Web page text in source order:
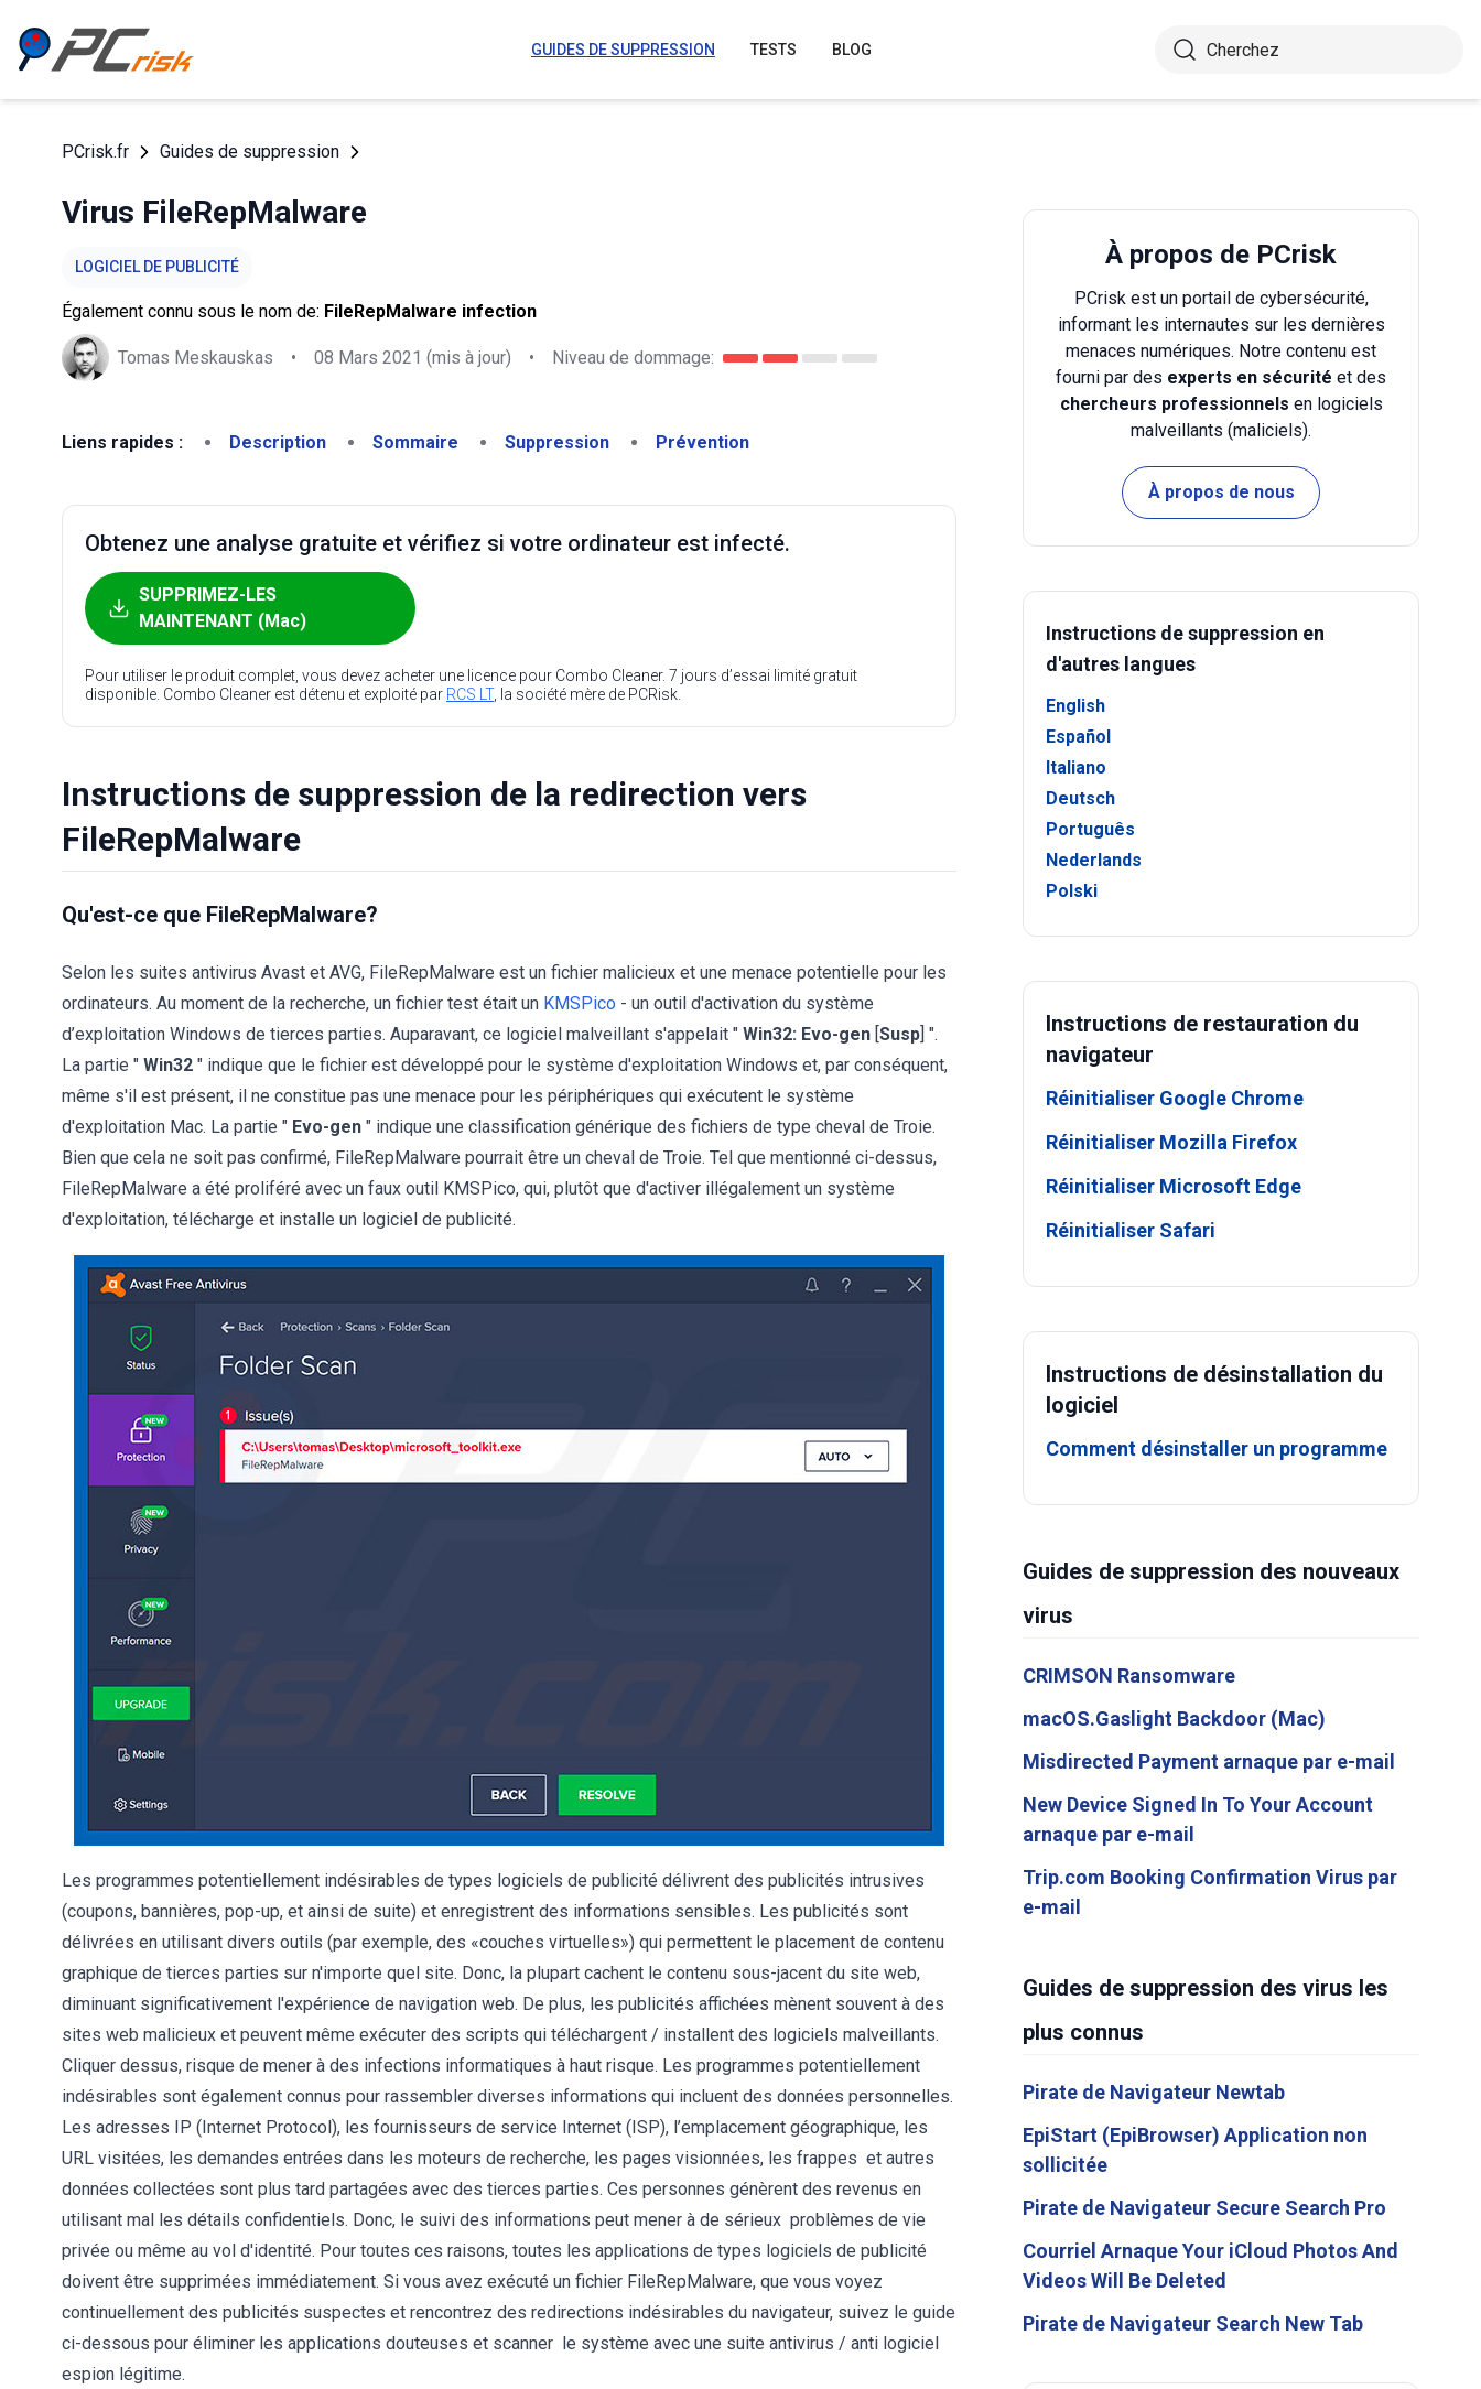
GUIDES DE SUPPRESSION TESTS BLOG
PCrisk.fr Guides de suppression
Virus FileRepMalware
LOGICIEL DE PUBLICITÉ
Également connu sous le nom de: FileRepMalware infection
Tomas Meskauskas • 08 Mars 2021 (mis à jour) • Niveau de dommage:
Liens rapides : Description Sommaire Suppression Prévention
Obtenez une analyse gratuite et vérifiez si votre ordinateur est infecté.
SUPPRIMEZ-LES
MAINTENANT (Mac)
Pour utiliser le produit complet, vous devez acheter une licence pour Combo Cleaner. 7 jours d’essai limité gratuit
disponible. Combo Cleaner est détenu et exploité par RCS LT, la société mère de PCRisk.
Instructions de suppression de la redirection vers
FileRepMalware
Qu'est-ce que FileRepMalware?
Selon les suites antivirus Avast et AVG, FileRepMalware est un fichier malicieux et une menace potentielle pour les
ordinateurs. Au moment de la recherche, un fichier test était un KMSPico - un outil d'activation du système
d’exploitation Windows de tierces parties. Auparavant, ce logiciel malveillant s'appelait " Win32: Evo-gen [Susp] ".
La partie " Win32 " indique que le fichier est développé pour le système d'exploitation Windows et, par conséquent,
même s'il est présent, il ne constitue pas une menace pour les périphériques qui exécutent le système
d'exploitation Mac. La partie " Evo-gen " indique une classification générique des fichiers de type cheval de Troie.
Bien que cela ne soit pas confirmé, FileRepMalware pourrait être un cheval de Troie. Tel que mentionné ci-dessus,
FileRepMalware a été proliféré avec un faux outil KMSPico, qui, plutôt que d'activer illégalement un système
d'exploitation, télécharge et installe un logiciel de publicité.
Les programmes potentiellement indésirables de types logiciels de publicité délivrent des publicités intrusives
(coupons, bannières, pop-up, et ainsi de suite) et enregistrent des informations sensibles. Les publicités sont
délivrées en utilisant divers outils (par exemple, des «couches virtuelles») qui permettent le placement de contenu
graphique de tierces parties sur n'importe quel site. Donc, la plupart cachent le contenu sous-jacent du site web,
diminuant significativement l'expérience de navigation web. De plus, les publicités affichées mènent souvent à des
sites web malicieux et peuvent même exécuter des scripts qui téléchargent / installent des logiciels malveillants.
Cliquer dessus, risque de mener à des infections informatiques à haut risque. Les programmes potentiellement
indésirables sont également connus pour rassembler diverses informations qui incluent des données personnelles.
Les adresses IP (Internet Protocol), les fournisseurs de service Internet (ISP), l’emplacement géographique, les
URL visitées, les demandes entrées dans les moteurs de recherche, les pages visionnées, les frappes et autres
données collectées sont plus tard partagées avec des tierces parties. Ces personnes génèrent des revenus en
utilisant mal les détails confidentiels. Donc, le suivi des informations peut mener à de sérieux problèmes de vie
privée ou même au vol d'identité. Pour toutes ces raisons, toutes les applications de types logiciels de publicité
doivent être supprimées immédiatement. Si vous avez exécuté un fichier FileRepMalware, que vous voyez
continuellement des publicités suspectes et rencontrez des redirections indésirables du navigateur, suivez le guide
ci-dessous pour éliminer les applications douteuses et scanner le système avec une suite antivirus / anti logiciel
espion légitime.
À propos de PCrisk
PCrisk est un portail de cybersécurité,
informant les internautes sur les dernières
menaces numériques. Notre contenu est
fourni par des experts en sécurité et des
chercheurs professionnels en logiciels
malveillants (maliciels).
À propos de nous
Instructions de suppression en
d'autres langues
English
Español
Italiano
Deutsch
Português
Nederlands
Polski
Instructions de restauration du
navigateur
Réinitialiser Google Chrome
Réinitialiser Mozilla Firefox
Réinitialiser Microsoft Edge
Réinitialiser Safari
Instructions de désinstallation du
logiciel
Comment désinstaller un programme
Guides de suppression des nouveaux
virus
CRIMSON Ransomware
macOS.Gaslight Backdoor (Mac)
Misdirected Payment arnaque par e-mail
New Device Signed In To Your Account
arnaque par e-mail
Trip.com Booking Confirmation Virus par
e-mail
Guides de suppression des virus les
plus connus
Pirate de Navigateur Newtab
EpiStart (EpiBrowser) Application non
sollicitée
Pirate de Navigateur Secure Search Pro
Courriel Arnaque Your iCloud Photos And
Videos Will Be Deleted
Pirate de Navigateur Search New Tab